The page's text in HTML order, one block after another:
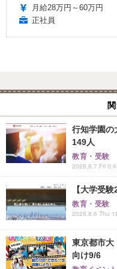
月給28万円～60万円
正社員
行知学園の
149人
教育・受験
2026.8.7 Fri
【大学受
教育・受験
2026.8.6 Thu
東京都市大
向け9/6